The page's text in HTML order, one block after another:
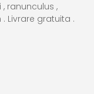
ranunculus ,
Livrare gratuita .